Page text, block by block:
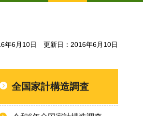
年6月10日 更新日：2016年6月10日
全国家計構造調査